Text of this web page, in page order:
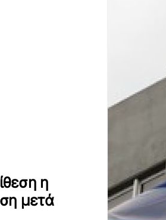
η
μετά